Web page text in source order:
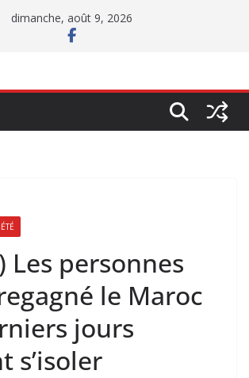
dimanche, août 9, 2026
Les personnes
le Maroc
jours
s’isoler